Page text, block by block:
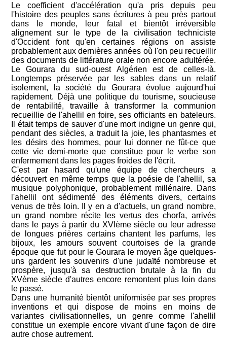
Le coefficient d'accélération qu'a pris depuis peu
l'histoire des peuples sans écritures à peu près partout
dans le monde, leur fatal et bientôt irréversible
alignement sur le type de la civilisation techniciste
d'Occident font qu'en certaines régions on assiste
probablement aux dernières années où l'on peu recueillir
des documents de littérature orale non encore adultérée.
Le Gourara du sud-ouest Algérien est de celles-là.
Longtemps préservée par les sables dans un relatif
isolement, la société du Gourara évolue aujourd'hui
rapidement. Déjà une politique du tourisme, soucieuse
de rentabilité, travaille à transformer la communion
recueillie de l'ahellil en foire, ses officiants en bateleurs.
Il était temps de sauver d'une mort indigne un genre qui,
pendant des siècles, a traduit la joie, les phantasmes et
les désirs des hommes, pour lui donner ne fût-ce que
cette vie demi-morte que constitue pour le verbe son
enfermement dans les pages froides de l'écrit.
C'est par hasard qu'une équipe de chercheurs a
découvert en même temps que la poésie de l'ahellil, sa
musique polyphonique, probablement millénaire. Dans
l'ahellil ont sédimenté des éléments divers, certains
venus de très loin. Il y en a d'actuels, un grand nombre,
un grand nombre récite les vertus des chorfa, arrivés
dans le pays à partir du XVIème siècle ou leur adresse
de longues prières certains chantent les parfums, les
bijoux, les amours souvent courtoises de la grande
époque que fut pour le Gourara le moyen âge quelques-
uns gardent les souvenirs d'une judaïté nombreuse et
prospère, jusqu'à sa destruction brutale à la fin du
XVème siècle d'autres encore remontent plus loin dans
le passé.
Dans une humanité bientôt uniformisée par ses propres
inventions et qui dispose de moins en moins de
variantes civilisationnelles, un genre comme l'ahellil
constitue un exemple encore vivant d'une façon de dire
autre chose autrement.